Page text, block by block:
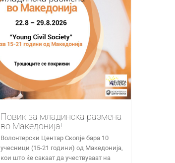
Повик за младинска размена
во Македонија!
Волонтерски Центар Скопје бара 10
учесници (15-21 години) од Македонија,
кои што ќе сакаат да учествуваат на